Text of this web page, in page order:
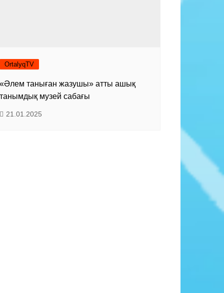
OrtalyqTV
таныған жазушы» атты ашық
музей сабағы
21.01.2025